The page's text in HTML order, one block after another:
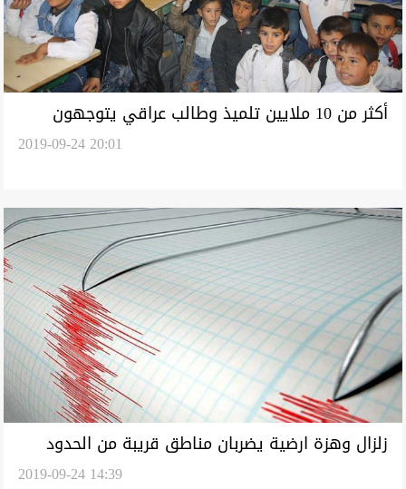
أكثر من 10 ملايين تلميذ وطالب عراقي يتوجهون
2019-09-24 20:01
زلزال وهزة ارضية يضربان مناطق قريبة من الحدود
2019-09-24 14:39